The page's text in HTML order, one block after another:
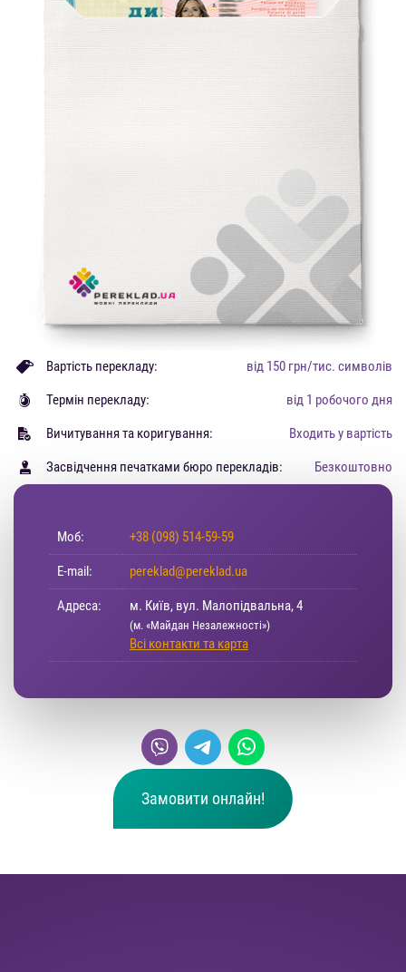
Вартість перекладу: від 150 грн/тис. символів
Термін перекладу: від 1 робочого дня
Вичитування та коригування: Входить у вартість
Засвідчення печатками бюро перекладів: Безкоштовно
Моб: +38 (098) 514-59-59
E-mail: pereklad@pereklad.ua
Адреса: м. Київ, вул. Малопідвальна, 4
(м. «Майдан Незалежності»)
Всі контакти та карта
Замовити онлайн!